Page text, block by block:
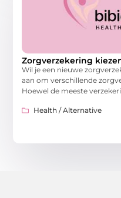
Zorgverzekering
Wil je een nieuwe
aan om verschillende
Hoewel de meeste
Health / Alternative